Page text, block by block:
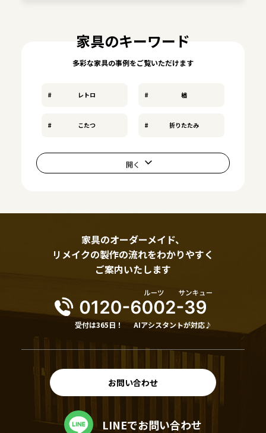
家具のキーワード
多彩な家具の事例をご覧いただけます
レトロ 楢
こたつ 折りたたみ
家具のオーダーメイド、
リメイクの製作の流れをわかりやすく
ご案内いたします
受付は365日！ AIアシスタントが対応♪
お問い合わせ
LINEでお問い合わせ